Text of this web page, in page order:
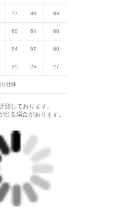
77 80 83
60 64 68
54 57 60
25 26 27
仕様
しております。
る場合があります。